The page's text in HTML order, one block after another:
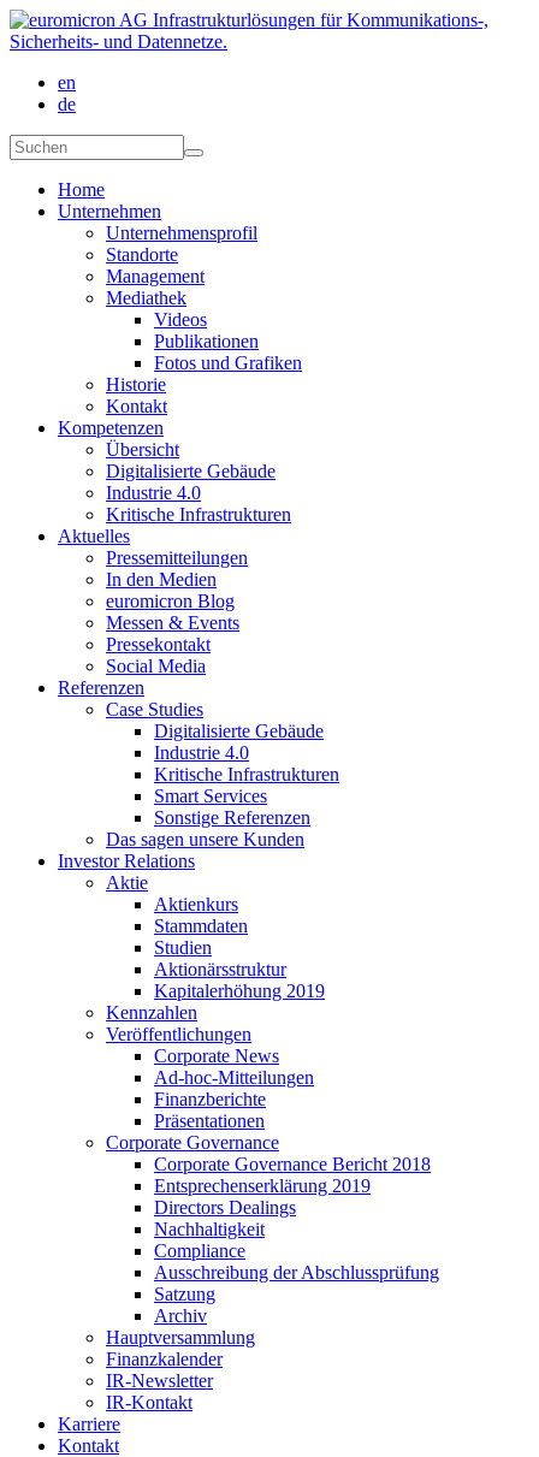
Direkt zum Inhalt
en
de
Home
Unternehmen
Unternehmensprofil
Standorte
Management
Mediathek
Videos
Publikationen
Fotos und Grafiken
Historie
Kontakt
Kompetenzen
Übersicht
Digitalisierte Gebäude
Industrie 4.0
Kritische Infrastrukturen
Aktuelles
Pressemitteilungen
In den Medien
euromicron Blog
Messen & Events
Pressekontakt
Social Media
Referenzen
Case Studies
Digitalisierte Gebäude
Industrie 4.0
Kritische Infrastrukturen
Smart Services
Sonstige Referenzen
Das sagen unsere Kunden
Investor Relations
Aktie
Aktienkurs
Stammdaten
Studien
Aktionärsstruktur
Kapitalerhöhung 2019
Kennzahlen
Veröffentlichungen
Corporate News
Ad-hoc-Mitteilungen
Finanzberichte
Präsentationen
Corporate Governance
Corporate Governance Bericht 2018
Entsprechenserklärung 2019
Directors Dealings
Nachhaltigkeit
Compliance
Ausschreibung der Abschlussprüfung
Satzung
Archiv
Hauptversammlung
Finanzkalender
IR-Newsletter
IR-Kontakt
Karriere
Kontakt